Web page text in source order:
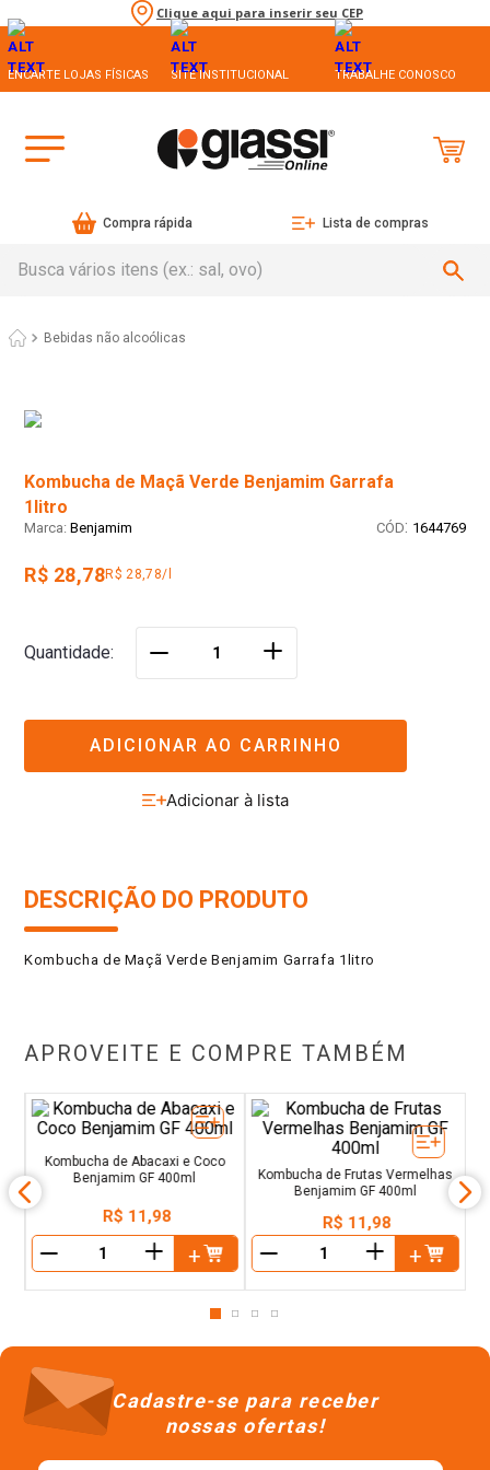
Clique aqui para inserir seu CEP
ENCARTE LOJAS FÍSICAS SITE INSTITUCIONAL TRABALHE CONOSCO
Compra rápida Lista de compras
Bebidas não alcoólicas
Kombucha de Maçã Verde Benjamim Garrafa
1litro
Benjamim : 1644769
R$ 28,78R$ 28,78/l
Quantidade ＋
ADICIONAR AO CARRINHO
DESCRIÇÃO DO PRODUTO
Kombucha de Maçã Verde Benjamim Garrafa 1litro
APROVEITE E COMPRE TAMBÉM
Benjamim GF 400ml
R$
＋
－
Benjamim GF 400ml
＋
－